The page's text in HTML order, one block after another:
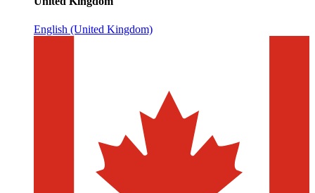
English (United Kingdom)